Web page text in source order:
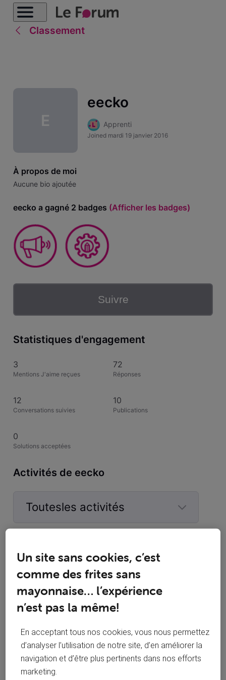
Classement
E
eecko
Apprenti
Joined mardi 19 janvier 2016
À propos de moi
Aucune bio ajoutée
eecko a gagné 2 badges (Afficher les badges)
Suivre
Statistiques d'engagement
3
Mentions J'aime reçues
72
Réponses
12
Conversations suivies
10
Publications
0
Solutions acceptées
Activités de eecko
Toutesles activités
Selected
activités
E
Réseau mobile et 4g très décevante à
domicile
Bonjour à tous, Depuis le 2 novembre, j'ai migré nos 2
mobiles ménage qui étaient chez Proximus vers Voo. J'ai
chez Voo via mon employeur et que j'étais chez eux déjà
pour internet dont je suis très satisfait. Pour les mobiles c'est
E
@8-SPQR-8 Elle m'a expliqué que le top
avec le rachat par Orange serait de pouvoir
proposer les 3 réseaux en fonction de
Un site sans cookies, c’est
comme des frites sans
mayonnaise… l’expérience
n’est pas la même!
En acceptant tous nos cookies, vous nous permettez
d’analyser l’utilisation de notre site, d’en améliorer la
navigation et d’être plus pertinents dans nos efforts
marketing.